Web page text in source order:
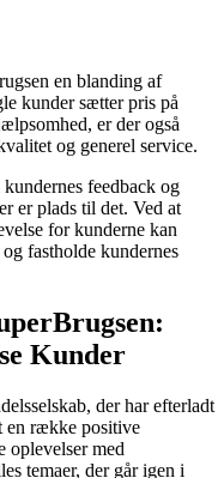
en blanding af
kunder sætter pris på
er der også
og generel service.
feedback og
er plads til det. Ved at
for kunderne kan
fastholde kundernes
Kunder
der har efterladt
en række positive
oplevelser med
temaer, der går igen i